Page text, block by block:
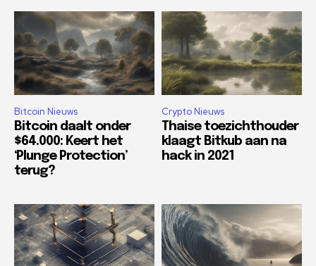
Bitcoin Nieuws
Bitcoin daalt onder
$64.000: Keert het
‘Plunge Protection’
terug?
Crypto Nieuws
Thaise toezichthouder
klaagt Bitkub aan na
hack in 2021